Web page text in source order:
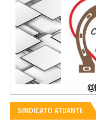
SINDICATO ATUANTE